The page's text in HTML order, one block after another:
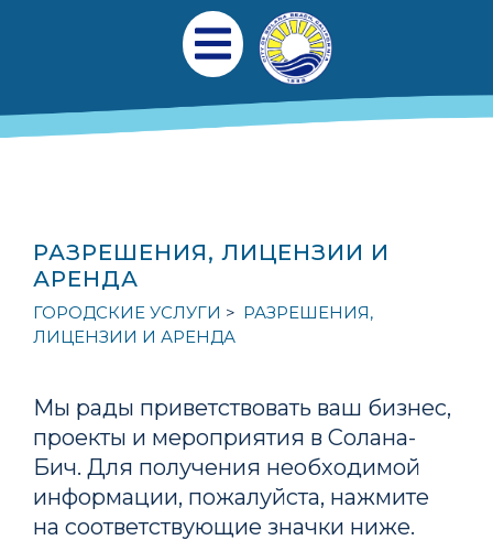
Перейти к общему содержаниюГлавная
Открыть мобильное меню
РАЗРЕШЕНИЯ, ЛИЦЕНЗИИ И
АРЕНДА
ГОРОДСКИЕ УСЛУГИ
РАЗРЕШЕНИЯ,
ЛИЦЕНЗИИ И АРЕНДА
Мы рады приветствовать ваш бизнес,
проекты и мероприятия в Солана-
Бич. Для получения необходимой
информации, пожалуйста, нажмите
на соответствующие значки ниже.